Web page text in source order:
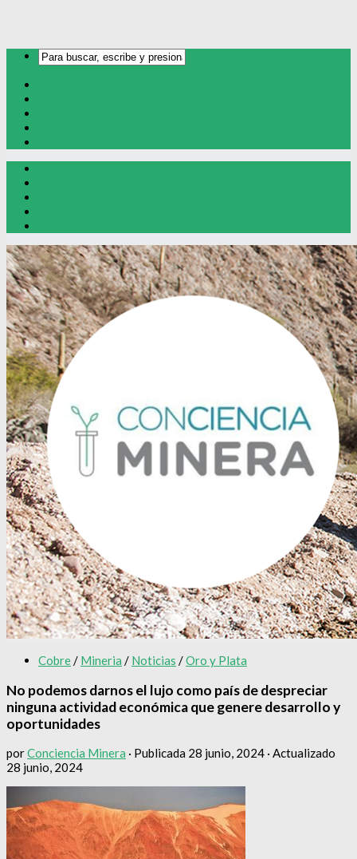
Cobre/ Mineria / Noticias /Oro y Plata
No podemos darnos el lujo como país de despreciar
ninguna actividad económica que genere desarrollo y
oportunidades
porConciencia Minera · Publicada 28 junio, 2024 · Actualizado
28 junio, 2024